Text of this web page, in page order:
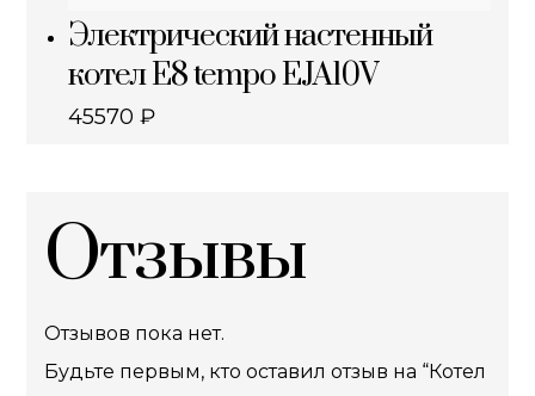
Электрический настенный
котел E8 tempo EJA10V
45570₽
Отзывы
Отзывов пока нет.
Будьте первым, кто оставил отзыв на “Котел